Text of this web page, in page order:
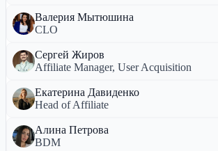
Валерия Мытюшина
CLO
Сергей Жиров
Affiliate Manager, User Acquisition
Екатерина Давиденко
Head of Affiliate
Алина Петрова
BDM